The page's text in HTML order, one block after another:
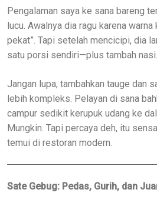
Pengalaman saya ke sana bareng
lucu. Awalnya dia ragu karena warna
pekat”. Tapi setelah mencicipi, dia
satu porsi sendiri—plus tambah nasi.
Jangan lupa, tambahkan tauge dan
lebih kompleks. Pelayan di sana
campur sedikit kerupuk udang ke
Mungkin. Tapi percaya deh, itu
temui di restoran modern.
Sate Gebug: Pedas, Gurih, dan